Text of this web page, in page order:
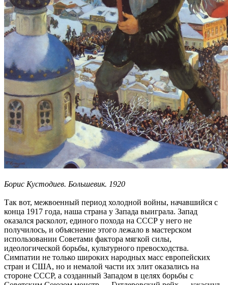
Борис Кустодиев. Большевик. 1920
Так вот, межвоенный период холодной войны, начавшийся с
конца 1917 года, наша страна у Запада выиграла. Запад
оказался расколот, единого похода на СССР у него не
получилось, и объяснение этого лежало в мастерском
использовании Советами фактора мягкой силы,
идеологической борьбы, культурного превосходства.
Симпатии не только широких народных масс европейских
стран и США, но и немалой части их элит оказались на
стороне СССР, а созданный Западом в целях борьбы с